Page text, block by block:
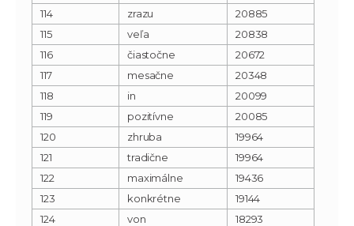
114
zrazu
20885
115
veľa
20838
116
čiastočne
20672
117
mesačne
20348
118
in
20099
119
pozitívne
20085
120
zhruba
19964
121
tradične
19964
122
maximálne
19436
123
konkrétne
19144
124
von
18293